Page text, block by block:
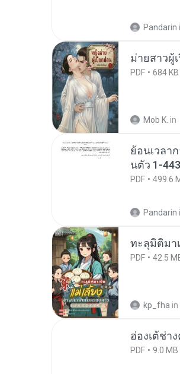
Pandarin
ม่ายสาวผู้
PDF 684 KB
Mob K. in
ย้อนเวลา
นตัว 1-
PDF 499.6
Pandarin
ทะลุมิติมา
PDF 42.5
kp_fha in
ฮ่องเต้ช่า
PDF 9.0 MB